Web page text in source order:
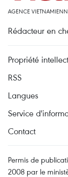
AGENCE
Rédacteur en
Propriété
RSS
Langues
Service
Contact
Permis de
2008 par le